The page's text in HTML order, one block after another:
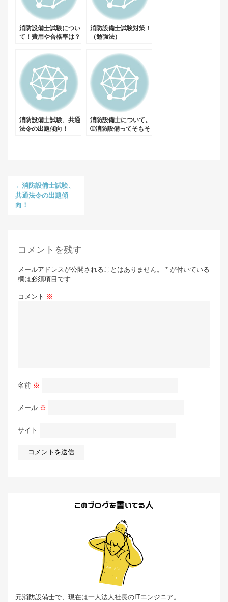
消防設備士試験につい
て！費用や合格率は？
消防設備士試験対策！
（勉強法）
消防設備士試験、共通
法令の出題傾向！
消防設備士について。
➀消防設備ってそもそ
←消防設備士試験、
共通法令の出題傾
向！
コメントを残す
メールアドレスが公開されることはありません。 * が付いている
欄は必須項目です
コメント ※
名前 ※
メール ※
サイト
元消防設備士で、現在は一人法人社長のITエンジニア。